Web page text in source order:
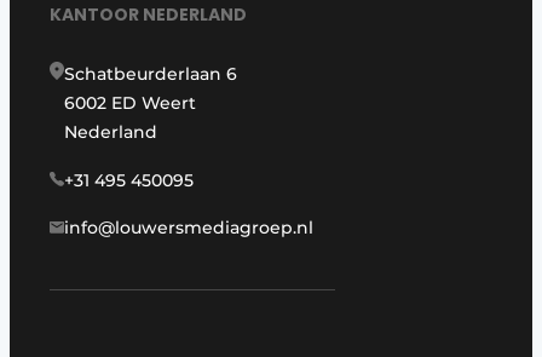
KANTOOR NEDERLAND
Schatbeurderlaan 6
6002 ED Weert
Nederland
+31 495 450095
info@louwersmediagroep.nl